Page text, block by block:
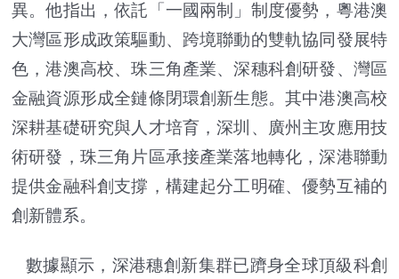
異。他指出，依託「一國兩制」制度優勢，粵港澳
大灣區形成政策驅動、跨境聯動的雙軌協同發展特
色，港澳高校、珠三角產業、深穗科創研發、灣區
金融資源形成全鏈條閉環創新生態。其中港澳高校
深耕基礎研究與人才培育，深圳、廣州主攻應用技
術研發，珠三角片區承接產業落地轉化，深港聯動
提供金融科創支撐，構建起分工明確、優勢互補的
創新體系。
數據顯示，深港穗創新集群已躋身全球頂級科創